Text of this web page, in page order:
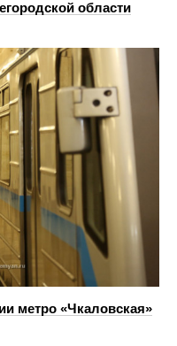
области
метро «Чкаловская»